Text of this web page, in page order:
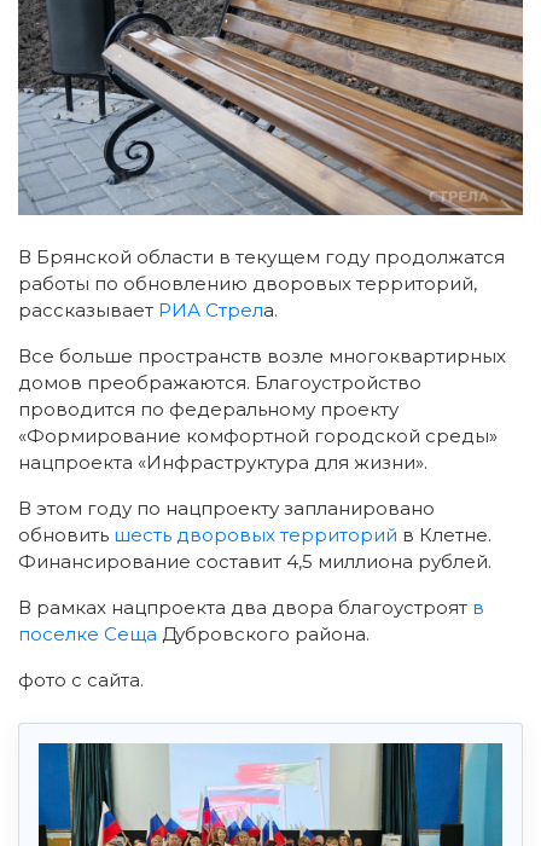
В Брянской области в текущем году продолжатся
работы по обновлению дворовых территорий,
рассказывает РИА Стрела.
Все больше пространств возле многоквартирных
домов преображаются. Благоустройство
проводится по федеральному проекту
«Формирование комфортной городской среды»
нацпроекта «Инфраструктура для жизни».
В этом году по нацпроекту запланировано
обновить шесть дворовых территорий в Клетне.
Финансирование составит 4,5 миллиона рублей.
В рамках нацпроекта два двора благоустроят в
поселке Сеща Дубровского района.
фото с сайта.